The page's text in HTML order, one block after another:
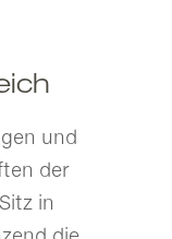
und
der
in